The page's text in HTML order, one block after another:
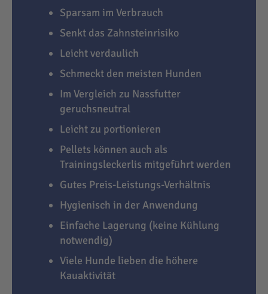
Sparsam im Verbrauch
Senkt das Zahnsteinrisiko
Leicht verdaulich
Schmeckt den meisten Hunden
Im Vergleich zu Nassfutter
geruchsneutral
Leicht zu portionieren
Pellets können auch als
Trainingsleckerlis mitgeführt werden
Gutes Preis-Leistungs-Verhältnis
Hygienisch in der Anwendung
Einfache Lagerung (keine Kühlung
notwendig)
Viele Hunde lieben die höhere
Kauaktivität